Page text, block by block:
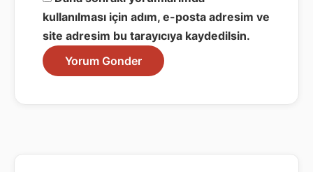
kullanılması için adım, e-posta adresim ve
site adresim bu tarayıcıya kaydedilsin.